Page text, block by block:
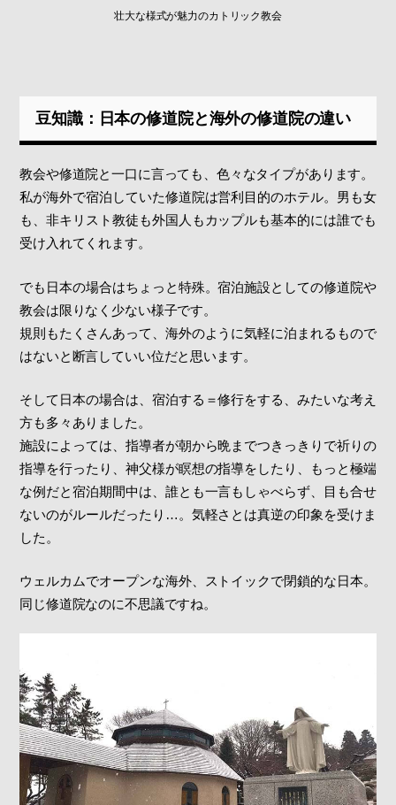
壮大な様式が魅力のカトリック教会
豆知識：日本の修道院と海外の修道院の違い
教会や修道院と一口に言っても、色々なタイプがあります。
私が海外で宿泊していた修道院は営利目的のホテル。男も女
も、非キリスト教徒も外国人もカップルも基本的には誰でも
受け入れてくれます。
でも日本の場合はちょっと特殊。宿泊施設としての修道院や
教会は限りなく少ない様子です。
規則もたくさんあって、海外のように気軽に泊まれるもので
はないと断言していい位だと思います。
そして日本の場合は、宿泊する＝修行をする、みたいな考え
方も多々ありました。
施設によっては、指導者が朝から晩までつきっきりで祈りの
指導を行ったり、神父様が瞑想の指導をしたり、もっと極端
な例だと宿泊期間中は、誰とも一言もしゃべらず、目も合せ
ないのがルールだったり…。気軽さとは真逆の印象を受けま
した。
ウェルカムでオープンな海外、ストイックで閉鎖的な日本。
同じ修道院なのに不思議ですね。